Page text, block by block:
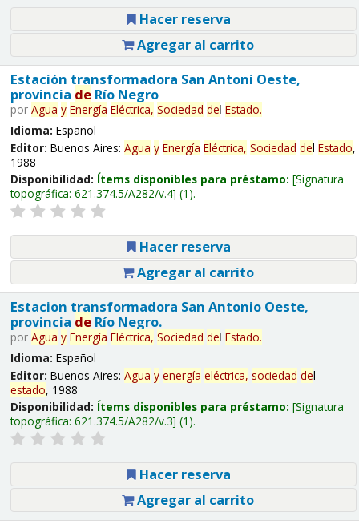
Hacer reserva
Agregar al carrito
Estación transformadora San Antoni Oeste,
provincia deRío Negro
por Agua y Energía Eléctrica, Sociedad del Estado.
Idioma: Español
Editor: Buenos Aires: Agua y Energía Eléctrica, Sociedad del Estado,
1988
Disponibilidad: Ítems disponibles para préstamo: Signatura
topográfica: 621.374.5/A282/v.4 (1).
Hacer reserva
Agregar al carrito
Estacion transformadora San Antonio Oeste,
provincia deRío Negro.
por Agua y Energía Eléctrica, Sociedad del Estado.
Idioma: Español
Editor: Buenos Aires: Agua y energía eléctrica, sociedad del
estado, 1988
Disponibilidad: Ítems disponibles para préstamo: Signatura
topográfica: 621.374.5/A282/v.3 (1).
Hacer reserva
Agregar al carrito